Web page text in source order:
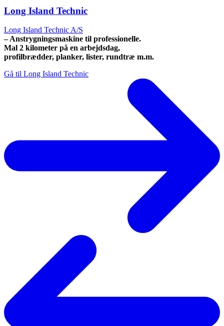
Long Island Technic
Long Island Technic A/S
– Anstrygningsmaskine til professionelle.
Mal 2 kilometer på en arbejdsdag,
profilbrædder, planker, lister, rundtræ m.m.
Gå til Long Island Technic